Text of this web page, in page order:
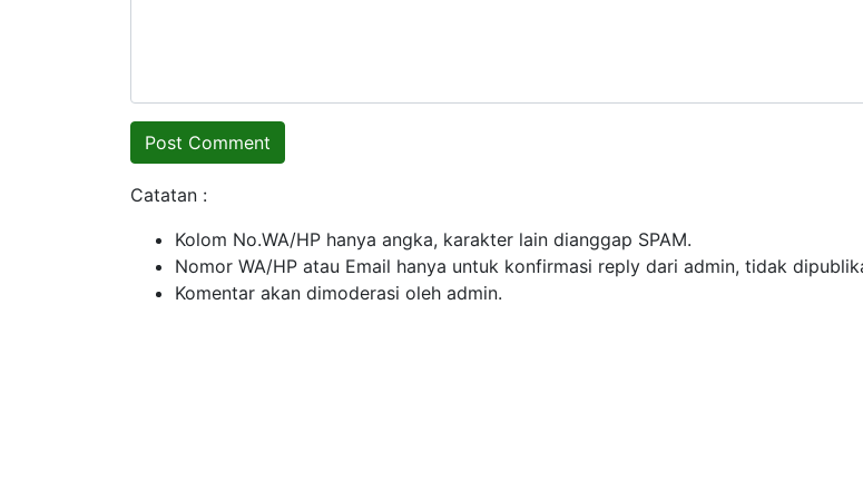
Catatan :
Kolom No.WA/HP hanya angka, karakter lain dianggap SPAM.
Nomor WA/HP atau Email hanya untuk konfirmasi reply dari admin, tidak
Komentar akan dimoderasi oleh admin.